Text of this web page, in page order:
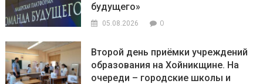
будущего»
05.08.2026 0
Второй день приёмки учреждений
образования на Хойникщине. На
очереди – городские школы и